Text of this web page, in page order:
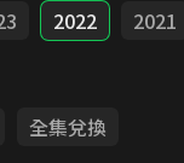
2022 2021
全集兌換